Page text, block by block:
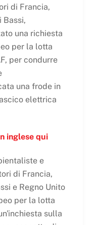
di Francia,
Bassi,
una richiesta
per la lotta
per condurre
una frode in
elettrica
inglese qui
e
di Francia,
e Regno Unito
per la lotta
sulla